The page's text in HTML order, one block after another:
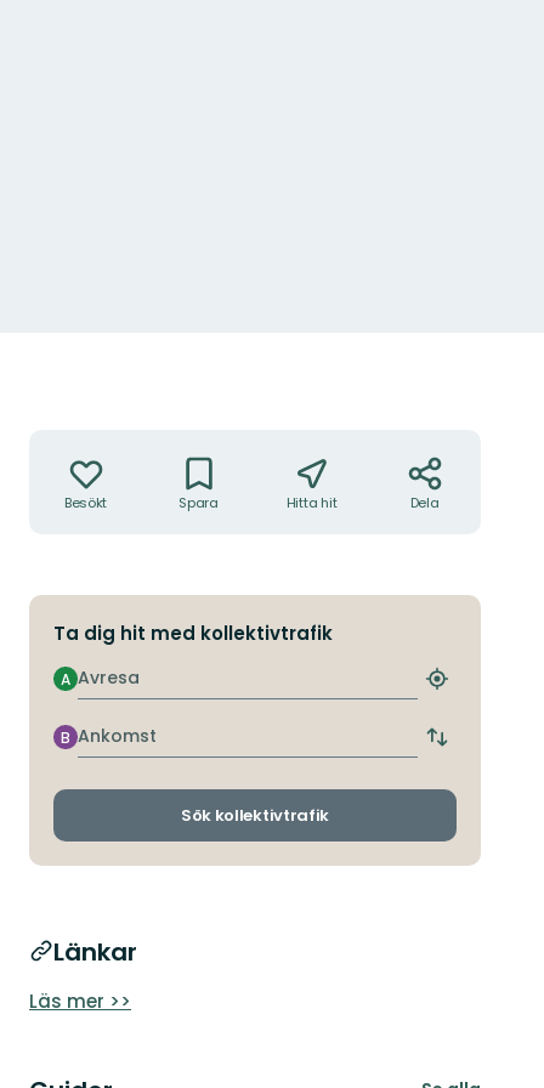
Besökt Spara Hitta hit Dela
Ta dig hit med kollektivtrafik
Avresa
A
Hitta
hållplats
Ankomst
B
Byt
och
Sök kollektivtrafik
Länkar
Läs mer >>